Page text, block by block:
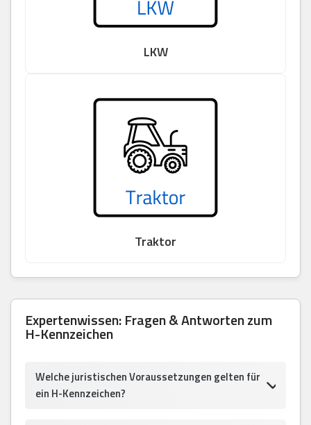
LKW
Traktor
Expertenwissen: Fragen & Antworten zum
H-Kennzeichen
Welche juristischen Voraussetzungen gelten für
ein H-Kennzeichen?